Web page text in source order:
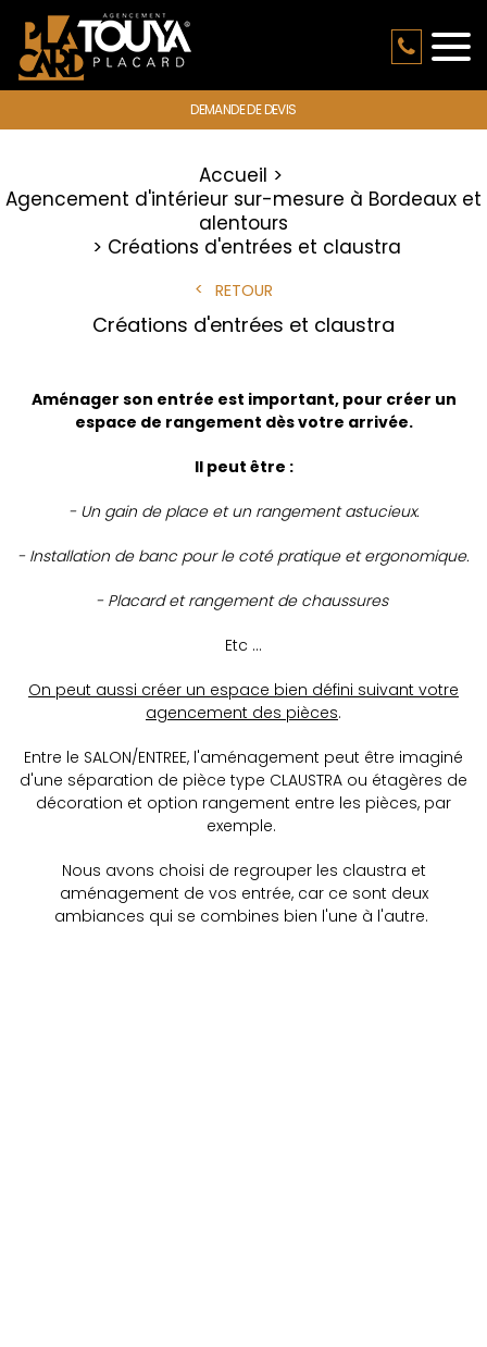
DEMANDE DE DEVIS
Accueil
Agencement d'intérieur sur-mesure à Bordeaux et
alentours
Créations d'entrées et claustra
RETOUR
Créations d'entrées et claustra
Aménager son entrée est important, pour créer un
espace de rangement dès votre arrivée.
Il peut être :
- Un gain de place et un rangement astucieux.
- Installation de banc pour le coté pratique et ergonomique.
- Placard et rangement de chaussures
Etc ...
On peut aussi créer un espace bien défini suivant votre
agencement des pièces.
Entre le SALON/ENTREE, l'aménagement peut être imaginé
d'une séparation de pièce type CLAUSTRA ou étagères de
décoration et option rangement entre les pièces, par
exemple.
Nous avons choisi de regrouper les claustra et
aménagement de vos entrée, car ce sont deux
ambiances qui se combines bien l'une à l'autre.